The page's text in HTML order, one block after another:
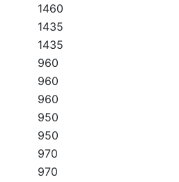
1460
1435
1435
960
960
960
950
950
970
970